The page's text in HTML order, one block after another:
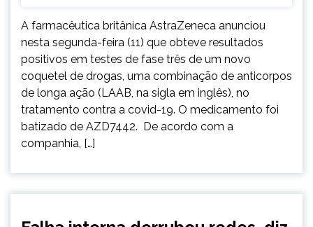
A farmacêutica britânica AstraZeneca anunciou
nesta segunda-feira (11) que obteve resultados
positivos em testes de fase três de um novo
coquetel de drogas, uma combinação de anticorpos
de longa ação (LAAB, na sigla em inglês), no
tratamento contra a covid-19. O medicamento foi
batizado de AZD7442. De acordo com a
companhia, […]